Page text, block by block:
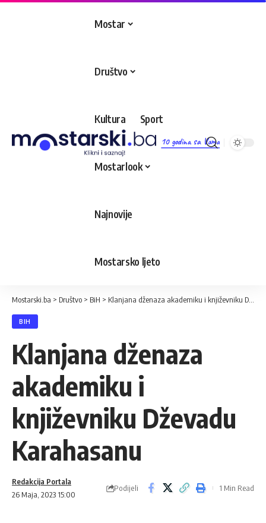
10 godina sa Vama
Mostar
Društvo
Kultura Sport
Mostarlook
Najnovije
Mostarsko ljeto
Mostarski.ba > Društvo > BiH > Klanjana dženaza akademiku i književniku Dževadu Karahasanu
BIH
Klanjana dženaza
akademiku i
književniku Dževadu
Karahasanu
26 Maja, 2023 15:00
Redakcija Portala
Podijeli 1 Min Read